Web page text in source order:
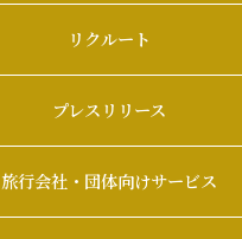
リクルート
プレスリリース
旅行会社・団体向けサービス